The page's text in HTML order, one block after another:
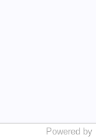
Powered by